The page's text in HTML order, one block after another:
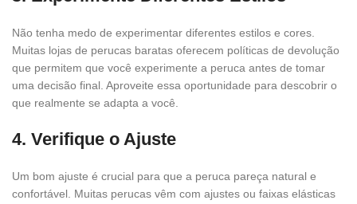
Não tenha medo de experimentar diferentes estilos e cores.
Muitas lojas de perucas baratas oferecem políticas de devolução
que permitem que você experimente a peruca antes de tomar
uma decisão final. Aproveite essa oportunidade para descobrir o
que realmente se adapta a você.
4. Verifique o Ajuste
Um bom ajuste é crucial para que a peruca pareça natural e
confortável. Muitas perucas vêm com ajustes ou faixas elásticas